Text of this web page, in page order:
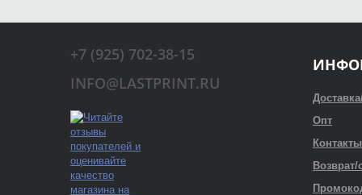
+7 (925) 702-38-15
INFO@LASTPRINT.RU
Опт
Контакты